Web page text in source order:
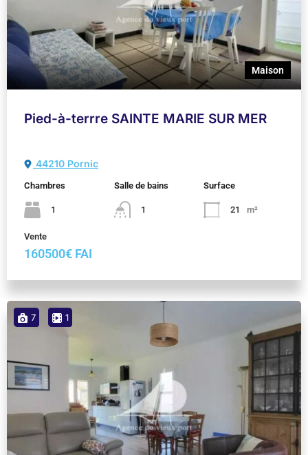
Maison
Pied-à-terrre SAINTE MARIE SUR MER
44210 Pornic
Chambres
1
Salle de bains
1
Surface
21 m²
Vente
160500€ FAI
7 1